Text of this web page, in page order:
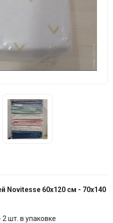
Novitesse 60х120 см - 70х140
шт. в упаковке